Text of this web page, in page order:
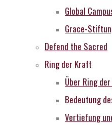
Global
Grace-
Defend the Sacred
Ring der Kraft
Über Ring
Bedeutung
Vertiefung